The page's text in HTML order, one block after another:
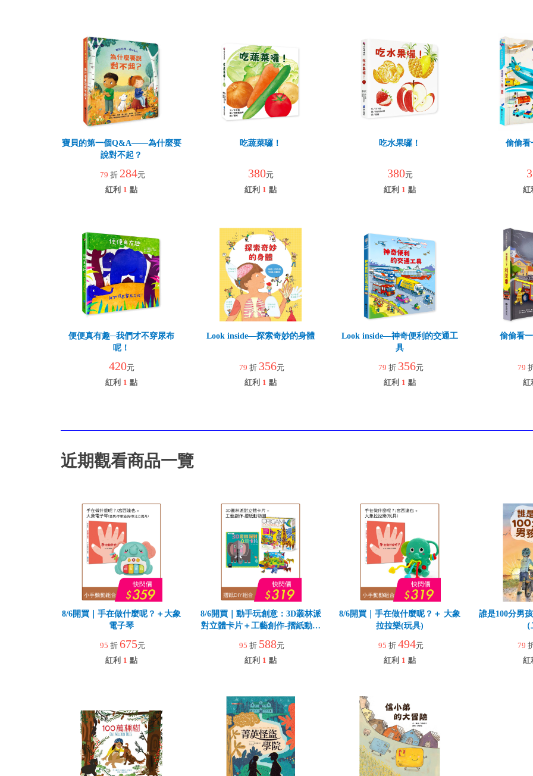
寶貝的第一個Q&A――為什麼要
說對不起？
79 折 284元
紅利 1 點
吃蔬菜囉！
380元
紅利 1 點
吃水果囉！
380元
紅利 1 點
偷偷看
紅
便便真有趣─我們才不穿尿布
呢！
420元
紅利 1 點
Look inside—探索奇妙的身體
79 折 356元
紅利 1 點
Look inside—神奇便利的交通工
具
79 折 356元
紅利 1 點
偷偷看
79
紅
近期觀看商品一覽
8/6開買｜手在做什麼呢？＋大象
電子琴
95 折 675元
紅利 1 點
8/6開買｜動手玩創意：3D叢林派
對立體卡片＋工藝創作-摺紙動物
95 折 588元
紅利 1 點
8/6開買｜手在做什麼呢？＋ 大象
拉拉樂(玩具)
95 折 494元
紅利 1 點
誰是100分男
79
紅